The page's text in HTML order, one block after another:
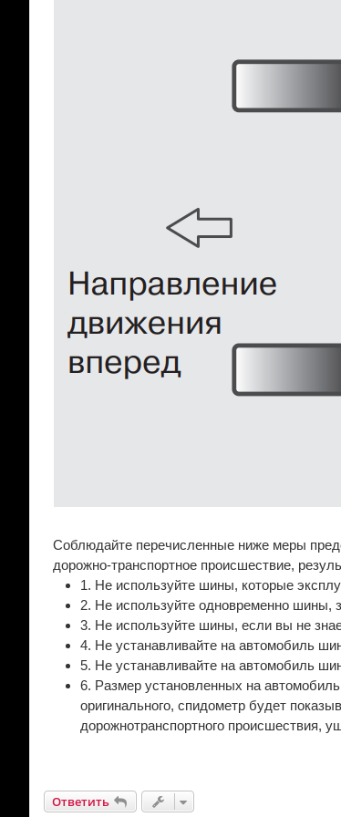
Соблюдайте перечисленные ниже меры
дорожно-транспортное происшествие,
1. Не используйте шины, которые
2. Не используйте одновременно шины,
3. Не используйте шины, если вы не
4. Не устанавливайте на автомобиль
5. Не устанавливайте на автомобиль
6. Размер установленных на
оригинального, спидометр будет
дорожнотранспортного происшествия,
Ответить